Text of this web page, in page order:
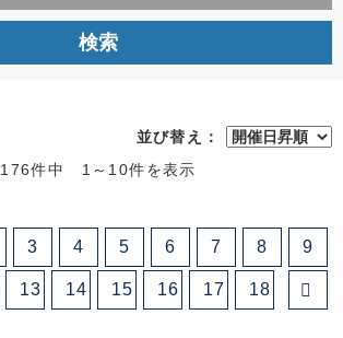
検索
並び替え：
176件中 1～10件を表示
3 4 5 6 7 8 9
13 14 15 16 17 18